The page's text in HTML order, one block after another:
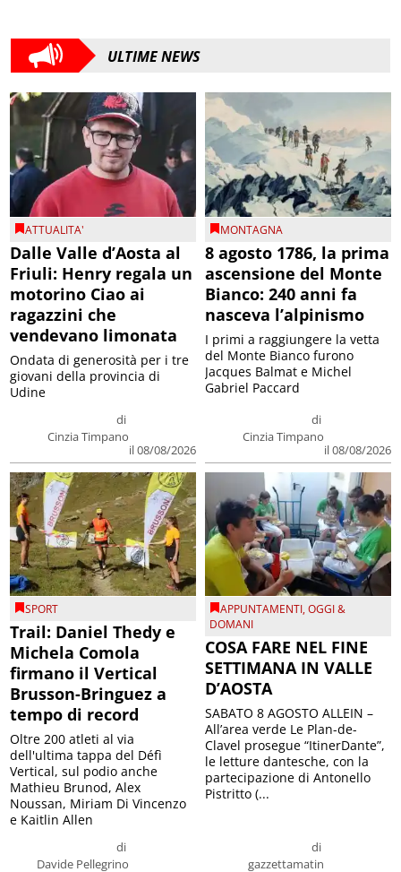
ULTIME NEWS
ATTUALITA'
Dalle Valle d’Aosta al
Friuli: Henry regala un
motorino Ciao ai
ragazzini che
vendevano limonata
di
Cinzia Timpano
il 08/08/2026
Ondata di generosità per i tre
giovani della provincia di
Udine
MONTAGNA
8 agosto 1786, la prima
ascensione del Monte
Bianco: 240 anni fa
nasceva l’alpinismo
di
Cinzia Timpano
il 08/08/2026
I primi a raggiungere la vetta
del Monte Bianco furono
Jacques Balmat e Michel
Gabriel Paccard
SPORT
Trail: Daniel Thedy e
Michela Comola
firmano il Vertical
Brusson-Bringuez a
tempo di record
di
Davide Pellegrino
Oltre 200 atleti al via
dell'ultima tappa del Défì
Vertical, sul podio anche
Mathieu Brunod, Alex
Noussan, Miriam Di Vincenzo
e Kaitlin Allen
APPUNTAMENTI,OGGI &
DOMANI
COSA FARE NEL FINE
SETTIMANA IN VALLE
D’AOSTA
di
gazzettamatin
SABATO 8 AGOSTO ALLEIN –
All’area verde Le Plan-de-
Clavel prosegue “ItinerDante”,
le letture dantesche, con la
partecipazione di Antonello
Pistritto (...